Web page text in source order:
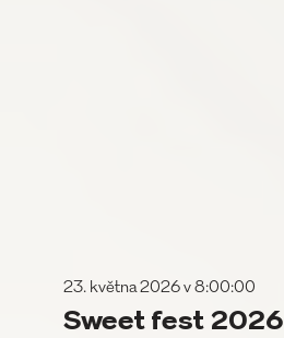
23. května 2026 v 8:00:00
Sweet fest 2026